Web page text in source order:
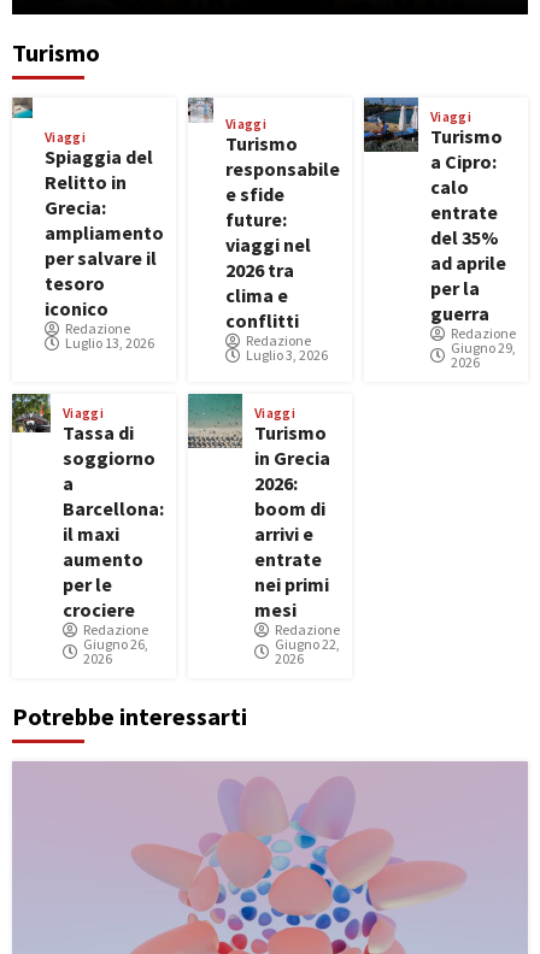
Turismo
Viaggi
Spiaggia del
Relitto in
Grecia:
ampliamento
per salvare il
tesoro
iconico
Redazione
Luglio 13, 2026
Viaggi
Turismo
responsabile
e sfide
future:
viaggi nel
2026 tra
clima e
conflitti
Redazione
Luglio 3, 2026
Viaggi
Turismo
a Cipro:
calo
entrate
del 35%
ad aprile
per la
guerra
Redazione
Giugno 29,
2026
Viaggi
Tassa di
soggiorno
a
Barcellona:
il maxi
aumento
per le
crociere
Redazione
Giugno 26,
2026
Viaggi
Turismo
in Grecia
2026:
boom di
arrivi e
entrate
nei primi
mesi
Redazione
Giugno 22,
2026
Potrebbe interessarti